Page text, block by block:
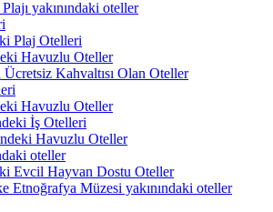
yakınındaki oteller
Plaj Otelleri
Havuzlu Oteller
Kahvaltısı Olan Oteller
Havuzlu Oteller
İş Otelleri
Havuzlu Oteller
oteller
Evcil Hayvan Dostu Oteller
Etnoğrafya Müzesi yakınındaki oteller